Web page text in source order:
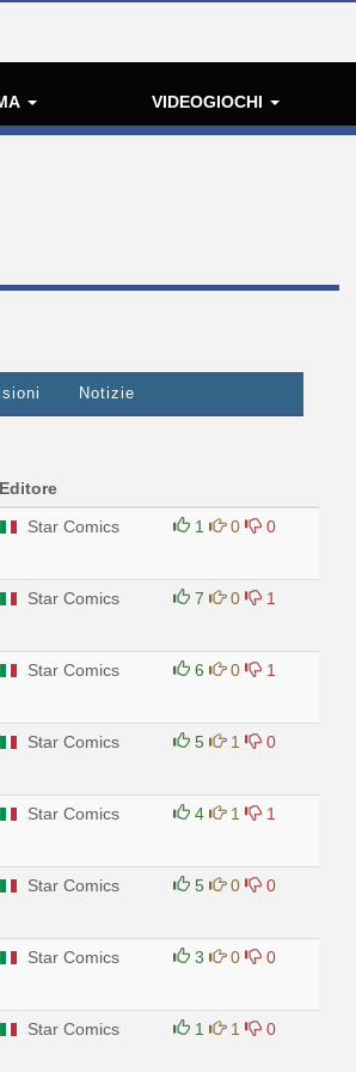
VIDEOGIOCHI
Notizie
Editore
Star Comics 1 0 0
Star Comics 7 0 1
Star Comics 6 0 1
Star Comics 5 1 0
Star Comics 4 1 1
Star Comics 5 0 0
Star Comics 3 0 0
Star Comics 1 1 0